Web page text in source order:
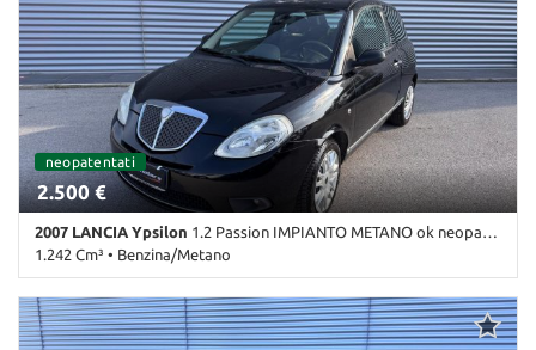
Chiusura centralizzata • Climatizzatore • Controllo trazione • Cruise
Control • ESP • Immobilizzatore elettronico • Sensori di
parcheggio posteriori • Servosterzo • Specchietti laterali elettrici
neopatentati
2.500 €
2007 LANCIA Ypsilon 1.2 Passion IMPIANTO METANO ok neopantentato
1.242 Cm³ • Benzina/Metano
260.000 Km • Cambio Manuale (5) • Nero metallizzato • 3 Porte •
ABS • Airbag • Airbag laterali • Airbag testa • Alzacristalli elettrici
• Autoradio • Boardcomputer • Bracciolo • Cerchioni in acciaio •